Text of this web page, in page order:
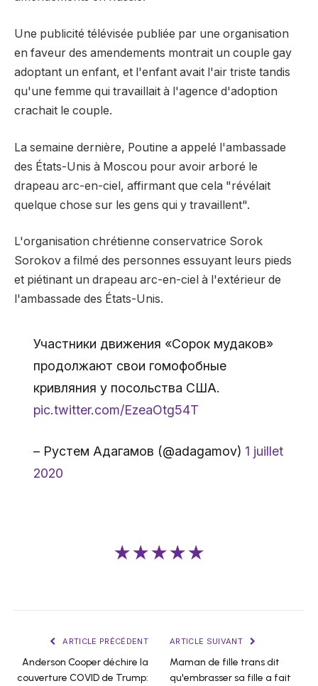
Une publicité télévisée publiée par une organisation
en faveur des amendements montrait un couple gay
adoptant un enfant, et l'enfant avait l'air triste tandis
qu'une femme qui travaillait à l'agence d'adoption
crachait le couple.
La semaine dernière, Poutine a appelé l'ambassade
des États-Unis à Moscou pour avoir arboré le
drapeau arc-en-ciel, affirmant que cela "révélait
quelque chose sur les gens qui y travaillent".
L'organisation chrétienne conservatrice Sorok
Sorokov a filmé des personnes essuyant leurs pieds
et piétinant un drapeau arc-en-ciel à l'extérieur de
l'ambassade des États-Unis.
Участники движения «Сорок мудаков»
продолжают свои гомофобные
кривляния у посольства США.
pic.twitter.com/EzeaOtg54T
– Рустем Адагамов (@adagamov) 1 juillet
2020
★★★★★
ARTICLE PRÉCÉDENT
Anderson Cooper déchire la
couverture COVID de Trump:
ARTICLE SUIVANT
Maman de fille trans dit
qu'embrasser sa fille a fait